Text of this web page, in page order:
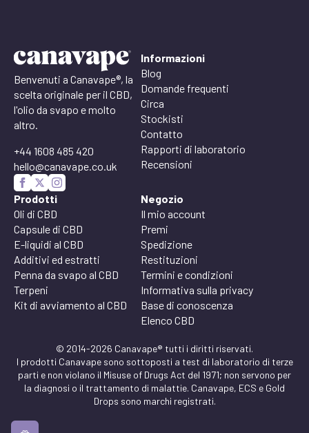
Benvenuti a Canavape®, la
scelta originale per il CBD,
l'olio da svapo e molto
altro.
+44 1608 485 420
hello@canavape.co.uk
Informazioni
Blog
Domande frequenti
Circa
Stockisti
Contatto
Rapporti di laboratorio
Recensioni
Prodotti
Oli di CBD
Capsule di CBD
E-liquidi al CBD
Additivi ed estratti
Penna da svapo al CBD
Terpeni
Kit di avviamento al CBD
Negozio
Il mio account
Premi
Spedizione
Restituzioni
Termini e condizioni
Informativa sulla privacy
Base di conoscenza
Elenco CBD
© 2014-2026 Canavape® tutti i diritti riservati.
I prodotti Canavape sono sottoposti a test di laboratorio di terze
parti e non violano il Misuse of Drugs Act del 1971; non servono per
la diagnosi o il trattamento di malattie. Canavape, ECS e Gold
Drops sono marchi registrati.